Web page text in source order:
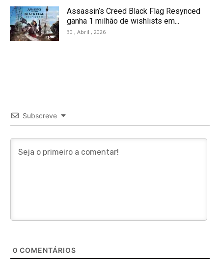
Assassin’s Creed Black Flag Resynced
ganha 1 milhão de wishlists em...
30 , Abril , 2026
Subscreve
0 COMENTÁRIOS